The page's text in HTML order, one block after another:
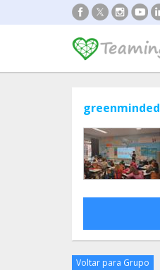
greenminded
Voltar para Grupo